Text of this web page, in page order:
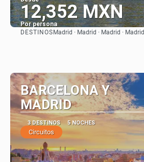
12,352 MXN
Por persona
DESTINOS Madrid · Madrid · Madrid · Madrid
BARCELONA Y
MADRID
3 DESTINOS 5 NOCHES
Circuitos